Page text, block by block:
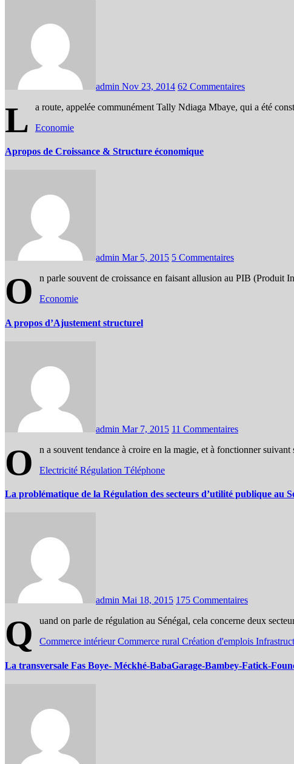
admin Nov 23, 2014 62 Commentaires
L
a route, appelée communément Tally Ndiaga Mbaye, qui a été
Economie
Apropos de Croissance & Structure économique
admin Mar 5, 2015 5 Commentaires
O
n parle souvent de croissance en faisant allusion au PIB (Produit
Economie
A propos d’Ajustement structurel
admin Mar 7, 2015 11 Commentaires
O
n a souvent tendance à croire en la magie, et à fonctionner suivant
Electricité Régulation Téléphone
La problématique de la Régulation des secteurs d’utilité publique au
admin Mai 18, 2015 175 Commentaires
Q
uand on parle de régulation au Sénégal, cela concerne deux
Commerce intérieurCommerce rural Création d'emplois
La transversale Fas Boye- Méckhé-BabaGarage-Bambey-Fatick-